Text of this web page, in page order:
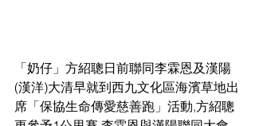
「奶仔」方紹聰日前聯同李霖恩及漢陽
(漢洋)大清早就到西九文化區海濱草地出
席「保協生命傳愛慈善跑」活動,方紹聰